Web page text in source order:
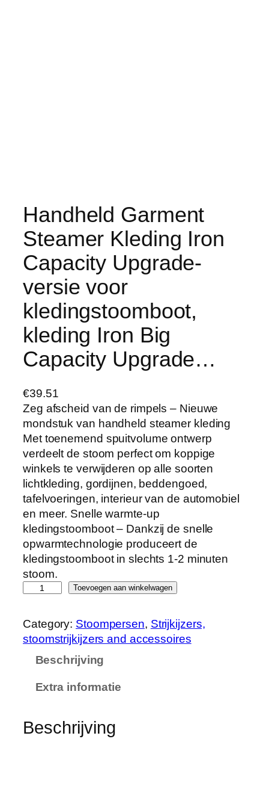
Handheld Garment
Steamer Kleding Iron
Capacity Upgrade-
versie voor
kledingstoomboot,
kleding Iron Big
Capacity Upgrade…
€39.51
Zeg afscheid van de rimpels – Nieuwe
mondstuk van handheld steamer kleding
Met toenemend spuitvolume ontwerp
verdeelt de stoom perfect om koppige
winkels te verwijderen op alle soorten
lichtkleding, gordijnen, beddengoed,
tafelvoeringen, interieur van de automobiel
en meer. Snelle warmte-up
kledingstoomboot – Dankzij de snelle
opwarmtechnologie produceert de
kledingstoomboot in slechts 1-2 minuten
stoom.
n
d
a
Toevoegen aan winkelwagen
Category: Stoompersen, Strijkijzers,
stoomstrijkijzers and accessoires
Beschrijving
Extra informatie
Beschrijving